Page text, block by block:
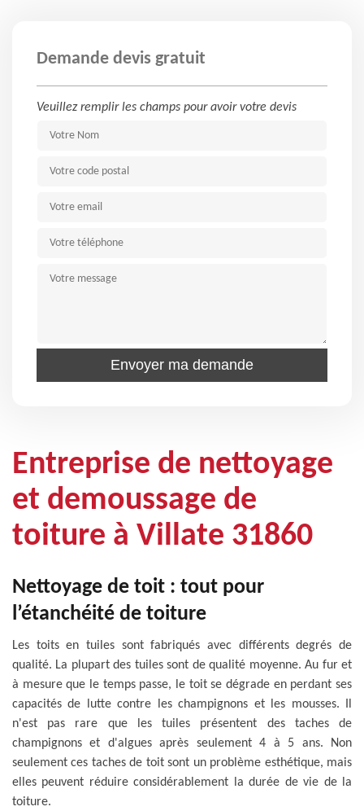
Demande devis gratuit
Veuillez remplir les champs pour avoir votre devis
Entreprise de nettoyage
et demoussage de
toiture à Villate 31860
Nettoyage de toit : tout pour
l’étanchéité de toiture
Les toits en tuiles sont fabriqués avec différents degrés de
qualité. La plupart des tuiles sont de qualité moyenne. Au fur et
à mesure que le temps passe, le toit se dégrade en perdant ses
capacités de lutte contre les champignons et les mousses. Il
n'est pas rare que les tuiles présentent des taches de
champignons et d'algues après seulement 4 à 5 ans. Non
seulement ces taches de toit sont un problème esthétique, mais
elles peuvent réduire considérablement la durée de vie de la
toiture.